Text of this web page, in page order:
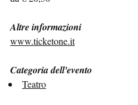
Altre informazioni
www.ticketone.it
Categoria dell'evento
Teatro